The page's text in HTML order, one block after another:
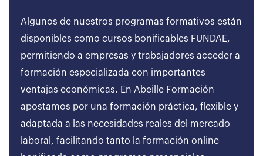
Algunos de nuestros programas formativos están
disponibles como cursos bonificables FUNDAE,
permitiendo a empresas y trabajadores acceder a
formación especializada con importantes
ventajas económicas. En Abeille Formación
apostamos por una formación práctica, flexible y
adaptada a las necesidades reales del mercado
laboral, facilitando tanto la formación online